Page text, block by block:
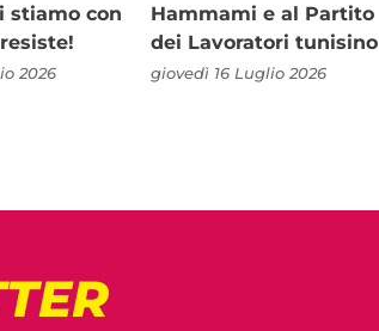
stiamo con
2026
Hammami e al Partito
dei Lavoratori tunisino
giovedì 16 Luglio 2026